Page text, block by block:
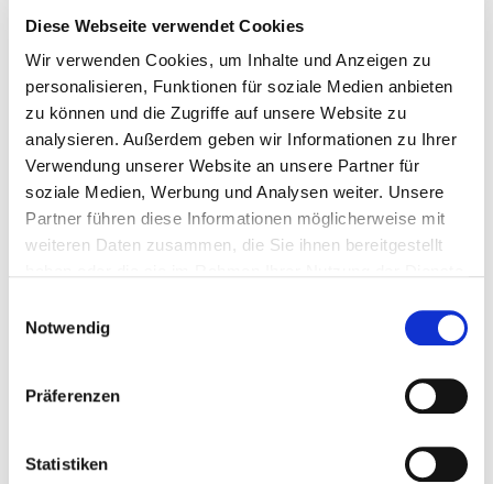
Diese Webseite verwendet Cookies
Wir verwenden Cookies, um Inhalte und Anzeigen zu
personalisieren, Funktionen für soziale Medien anbieten
zu können und die Zugriffe auf unsere Website zu
analysieren. Außerdem geben wir Informationen zu Ihrer
Verwendung unserer Website an unsere Partner für
soziale Medien, Werbung und Analysen weiter. Unsere
Partner führen diese Informationen möglicherweise mit
weiteren Daten zusammen, die Sie ihnen bereitgestellt
Notwendig
Präferenzen
Statistiken
800555 DIN 7504-K 6,3 x 140 6,3 mm
140 mm 100 4064827365175
160 mm
800557